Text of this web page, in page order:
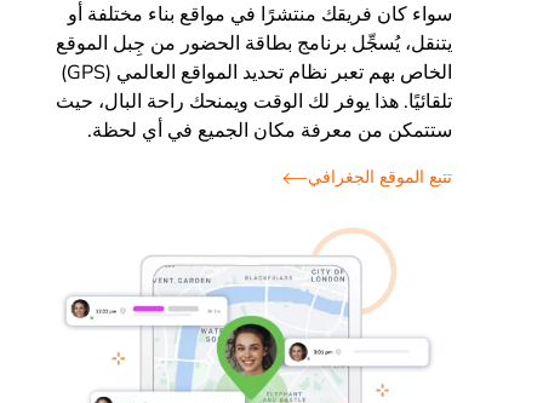
سواء كان فريقك منتشرًا في مواقع بناء مختلفة أو
يتنقل، يُسجِّل برنامج بطاقة الحضور من جِبل الموقع
الخاص بهم تعبر نظام تحديد المواقع العالمي (GPS)
تلقائيًا. هذا يوفر لك الوقت ويمنحك راحة البال، حيث
ستتمكن من معرفة مكان الجميع في أي لحظة.
تتبع الموقع الجغرافي